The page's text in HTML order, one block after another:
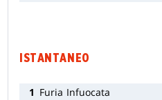
ISTANTANEO
1 Furia Infuocata